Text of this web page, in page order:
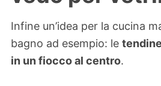
Infine un’idea per la cucina
bagno ad esempio: le
in un fiocco al centro.